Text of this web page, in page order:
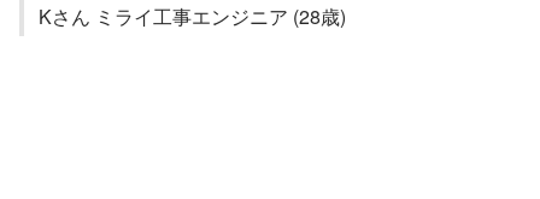
Kさん ミライ工事エンジニア (28歳)